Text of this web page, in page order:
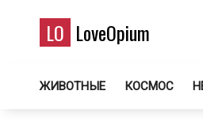
LO LoveOpium
ЖИВОТНЫЕ КОСМОС